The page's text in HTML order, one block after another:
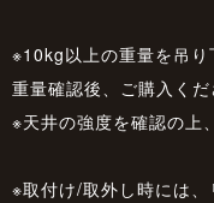
※10kg以上の重量を吊
重量確認後、ご購入くだ
※天井の強度を確認の上
※取付け/取外し時には